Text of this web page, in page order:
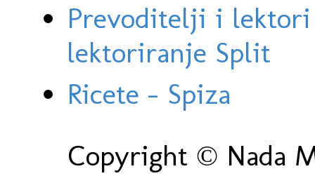
Prevoditelji i
lektoriranje Split
Ricete - Spiza
Copyright © Nada